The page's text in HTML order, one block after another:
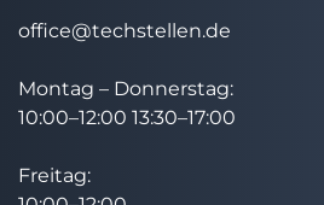
office@techstellen.de
Montag – Donnerstag:
10:00–12:00 13:30–17:00
Freitag: